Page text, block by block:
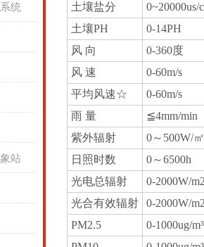
统
站
土壤盐分
0~20000us/
土壤PH
0-14PH
风 向
0-360度
风 速
0-60m/s
平均风速☆
0-60m/s
雨 量
≦4mm/min
紫外辐射
0～500W/㎡
日照时数
0～6500h
光电总辐射
0-2000W/m2
光合有效辐射
0-2000W/m2
PM2.5
0-1000ug/m³